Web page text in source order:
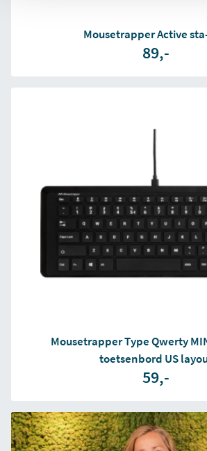
Mousetrapper Active
89,-
Mousetrapper Type Qwerty
toetsenbord US
59,-